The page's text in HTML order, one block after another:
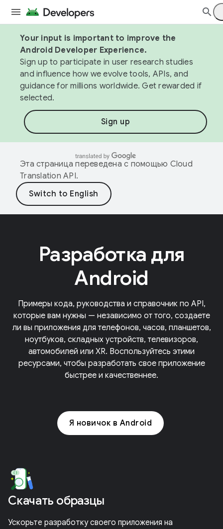
Your input is important to improve the
Android Developer Experience.
Sign up to participate in user research studies
and influence how we evolve tools, APIs, and
guidance for millions worldwide. Get rewarded if
selected.
Sign up
Эта страница переведена с помощью Cloud
Translation API.
Разработка для
Android
Примеры кода, руководства и справочник по API,
которые вам нужны — независимо от того, создаете
ли вы приложения для телефонов, часов, планшетов,
ноутбуков, складных устройств, телевизоров,
автомобилей или XR. Воспользуйтесь этими
ресурсами, чтобы разработать свое приложение
быстрее и качественнее.
Я новичок в Android
Скачать образцы
Ускорьте разработку своего приложения на